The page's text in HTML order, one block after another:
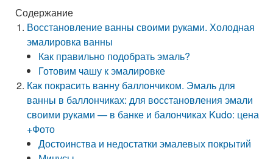
Содержание
Восстановление ванны своими руками. Холодная
эмалировка ванны
Как правильно подобрать эмаль?
Готовим чашу к эмалировке
Как покрасить ванну баллончиком. Эмаль для
ванны в баллончиках: для восстановления эмали
своими руками — в банке и балончиках Kudo: цена
+Фото
Достоинства и недостатки эмалевых покрытий